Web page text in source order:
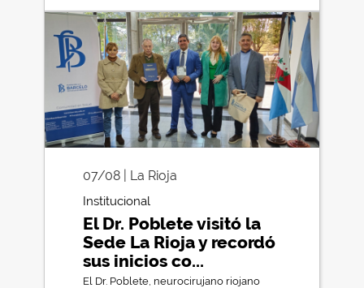
07/08 | La Rioja
Institucional
El Dr. Poblete visitó la
Sede La Rioja y recordó
sus inicios co...
El Dr. Poblete, neurocirujano riojano